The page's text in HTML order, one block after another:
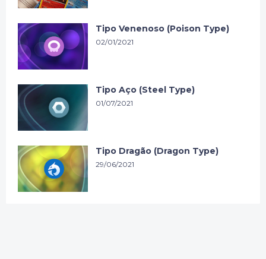
Tipo Venenoso (Poison Type)
02/01/2021
Tipo Aço (Steel Type)
01/07/2021
Tipo Dragão (Dragon Type)
29/06/2021